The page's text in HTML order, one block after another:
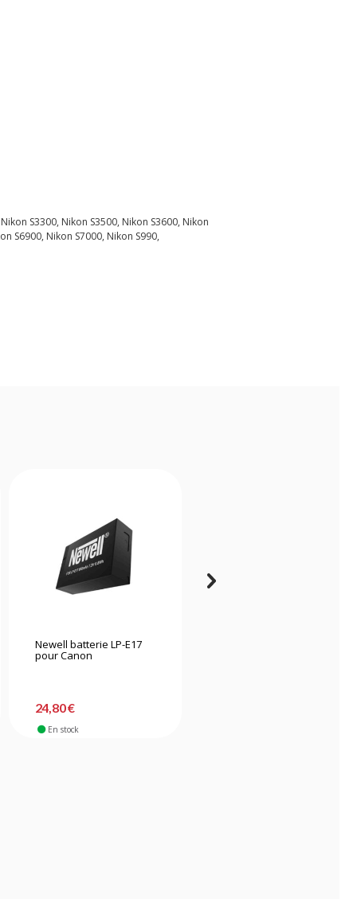
S3300, Nikon S3500, Nikon S3600, Nikon
S6900, Nikon S7000, Nikon S990,
Newell batterie LP-E17
pour Canon
24,80 €
En stock